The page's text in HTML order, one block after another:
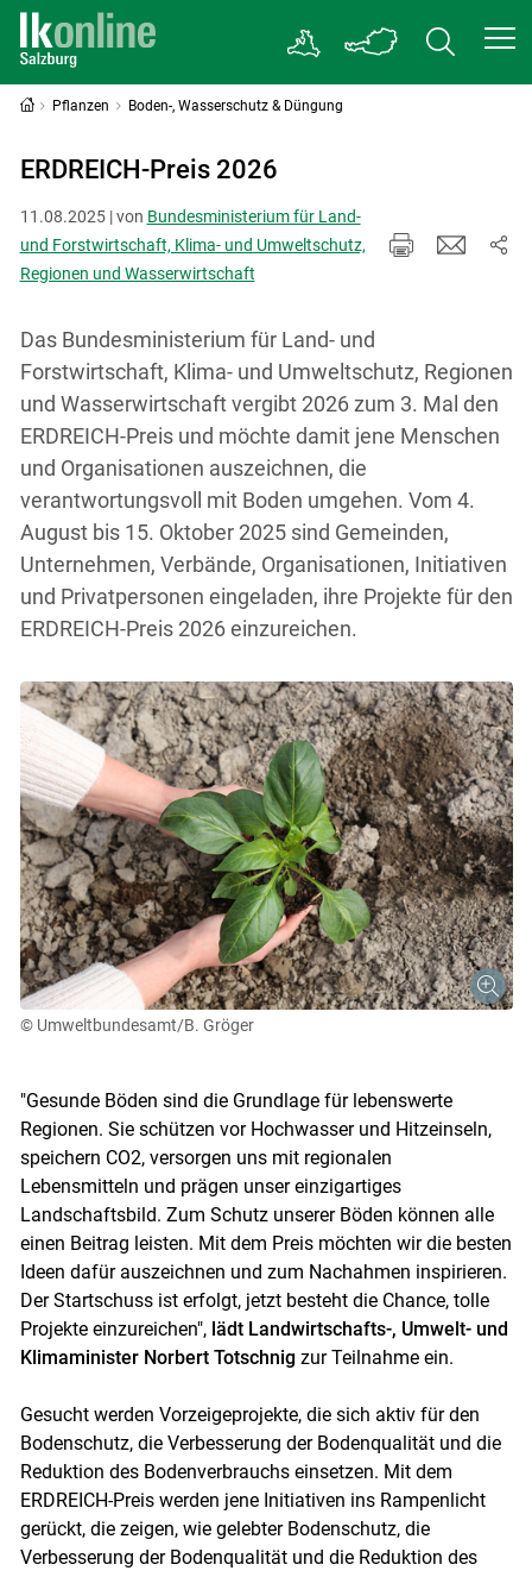
Pflanzen Boden-, Wasserschutz & Düngung
ERDREICH-Preis 2026
11.08.2025 | von Bundesministerium für Land-
und Forstwirtschaft, Klima- und Umweltschutz,
Regionen und Wasserwirtschaft
Das Bundesministerium für Land- und
Forstwirtschaft, Klima- und Umweltschutz, Regionen
und Wasserwirtschaft vergibt 2026 zum 3. Mal den
ERDREICH-Preis und möchte damit jene Menschen
und Organisationen auszeichnen, die
verantwortungsvoll mit Boden umgehen. Vom 4.
August bis 15. Oktober 2025 sind Gemeinden,
Unternehmen, Verbände, Organisationen, Initiativen
und Privatpersonen eingeladen, ihre Projekte für den
ERDREICH-Preis 2026 einzureichen.
© Umweltbundesamt/B. Gröger
"Gesunde Böden sind die Grundlage für lebenswerte
Regionen. Sie schützen vor Hochwasser und Hitzeinseln,
speichern CO2, versorgen uns mit regionalen
Lebensmitteln und prägen unser einzigartiges
Landschaftsbild. Zum Schutz unserer Böden können alle
einen Beitrag leisten. Mit dem Preis möchten wir die besten
Ideen dafür auszeichnen und zum Nachahmen inspirieren.
Der Startschuss ist erfolgt, jetzt besteht die Chance, tolle
Projekte einzureichen", lädt Landwirtschafts-, Umwelt- und
Klimaminister Norbert Totschnigzur Teilnahme ein.
Gesucht werden Vorzeigeprojekte, die sich aktiv für den
Bodenschutz, die Verbesserung der Bodenqualität und die
Reduktion des Bodenverbrauchs einsetzen. Mit dem
ERDREICH-Preis werden jene Initiativen ins Rampenlicht
gerückt, die zeigen, wie gelebter Bodenschutz, die
Verbesserung der Bodenqualität und die Reduktion des